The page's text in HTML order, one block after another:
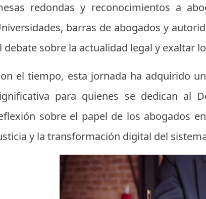
redondas y reconocimientos a
barras de abogados y
debate sobre la actualidad legal y exaltar
el tiempo, esta jornada ha adquirido
para quienes se dedican al
sobre el papel de los abogados
y la transformación digital del